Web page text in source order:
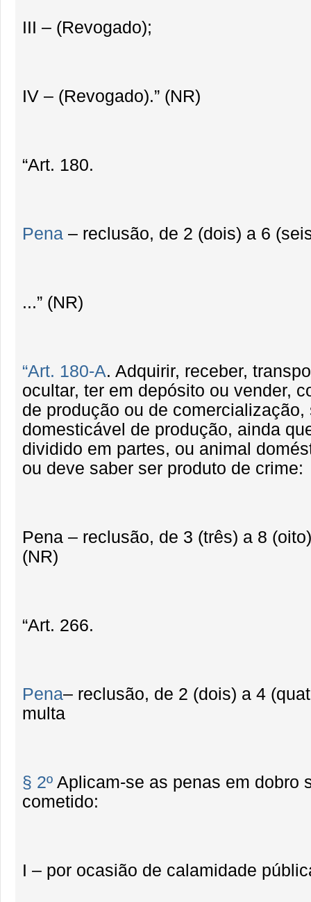
III – (Revogado);
IV – (Revogado).” (NR)
“Art. 180.
Pena – reclusão, de 2 (dois) a 6
...” (NR)
“Art. 180-A. Adquirir, receber,
ocultar, ter em depósito ou vender,
de produção ou de comercialização,
domesticável de produção, ainda
dividido em partes, ou animal
ou deve saber ser produto de crime:
Pena – reclusão, de 3 (três) a 8
(NR)
“Art. 266.
Pena– reclusão, de 2 (dois) a 4
multa
§ 2º Aplicam-se as penas em dobro
cometido:
I – por ocasião de calamidade